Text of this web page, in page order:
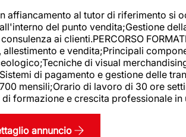
affiancamento al tutor di riferimento si
del punto vendita;Gestione
ai clienti.PERCORSO
e vendita;Principali
di visual
di pagamento e gestione delle
mensili;Orario di lavoro di 30 ore
formazione e crescita professionale in
annuncio